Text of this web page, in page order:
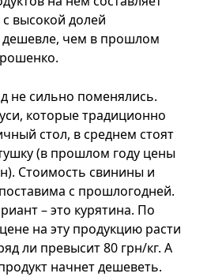
высокой долей
дешевле, чем в прошлом
не сильно поменялись.
которые традиционно
стол, в среднем стоят
(в прошлом году цены
Стоимость свинины и
с прошлогодней.
– это курятина. По
на эту продукцию расти
ли превысит 80 грн/кг. А
начнет дешеветь.